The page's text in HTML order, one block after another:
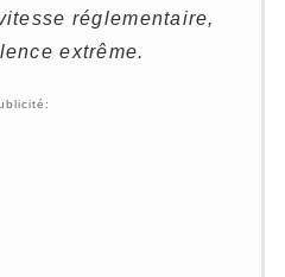
réglementaire,
extrême.